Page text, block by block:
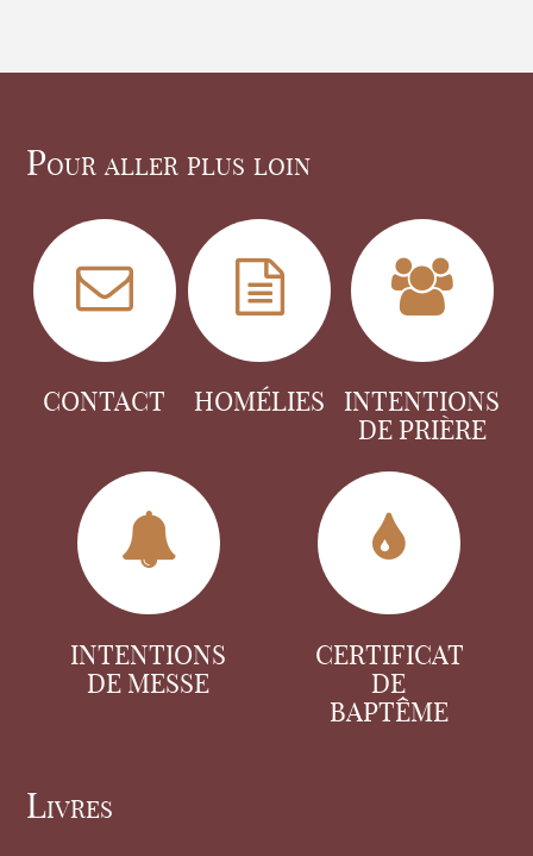
Pour aller plus loin
CONTACT HOMÉLIES
INTENTIONS
DE PRIÈRE
INTENTIONS
DE MESSE
CERTIFICAT
DE
BAPTÊME
Livres